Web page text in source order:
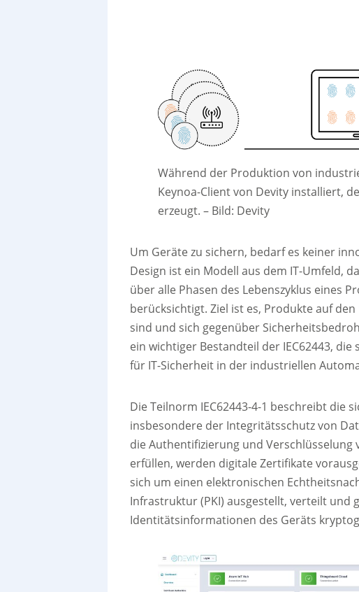
Während der Produktion von
Keynoa-Client von Devity installiert,
erzeugt. – Bild: Devity
Um Geräte zu sichern, bedarf es keiner
Design ist ein Modell aus dem IT-Umfeld,
über alle Phasen des Lebenszyklus eines
berücksichtigt. Ziel ist es, Produkte auf
sind und sich gegenüber
ein wichtiger Bestandteil der IEC62443,
für IT-Sicherheit in der industriellen
Die Teilnorm IEC62443-4-1 beschreibt die
insbesondere der Integritätsschutz von
die Authentifizierung und
erfüllen, werden digitale Zertifikate
sich um einen elektronischen
Infrastruktur (PKI) ausgestellt, verteilt und
Identitätsinformationen des Geräts